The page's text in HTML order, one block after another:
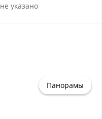
не указано
Панорамы